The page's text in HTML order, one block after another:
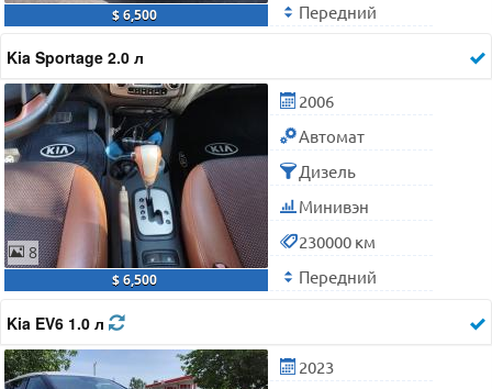
$ 6,500
Передний
Kia Sportage 2.0 л
8
$ 6,500
2006
Автомат
Дизель
Минивэн
230000 км
Передний
Kia EV6 1.0 л
2023